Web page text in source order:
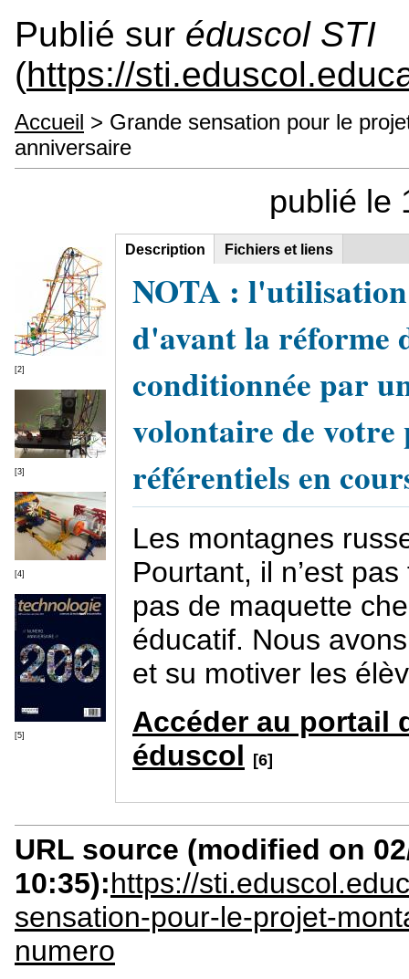
Publié sur éduscol STI
(https://
Accueil > Grande sensation pour le
anniversaire
publié le
[2]
[3]
[4]
[5]
Groupe principal
Description (onglet
actif)
Fichiers et liens
NOTA : l'utilisation
d'avant la réforme
conditionnée par
volontaire de votre
référentiels en
Les montagnes
Pourtant, il n’est
pas de maquette
éducatif. Nous
et su motiver les
Accéder au portail
éduscol
[6]
URL source (modified on
10:35):https://
sensation-pour-le-projet-
numero